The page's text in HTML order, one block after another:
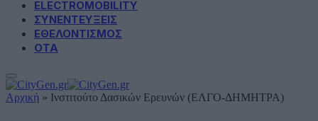
ELECTROMOBILITY
ΣΥΝΕΝΤΕΥΞΕΙΣ
ΕΘΕΛΟΝΤΙΣΜΟΣ
ΟΤΑ
Αρχική » Ινστιτούτο Δασικών Ερευνών (ΕΛΓΟ-ΔΗΜΗΤΡΑ)